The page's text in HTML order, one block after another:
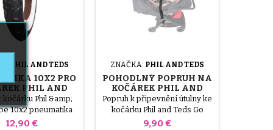
PHIL AND TEDS
10X2 PRO
PHIL AND
TEDS
kočárku Phil &amp;
10x2 pneumatika
Hammerhead a
Cena
12,90 €
ZNAČKA: PHIL AND TEDS
POHODLNÝ POPRUH NA
KOČÁREK PHIL AND
TEDS GO
Popruh k připevnění útulny ke
kočárku Phil and Teds Go
Cena
9,90 €